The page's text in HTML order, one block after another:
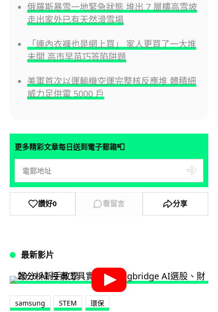
俄羅斯暴雪一地緊急狀態 堆出 7 層樓高雪坡
走出家外已有天然滑雪場
「連內衣褲也是網上買」 家人更買了一大堆
未開 高市早苗巧答陷阱題
美軍首次以運輸機空運完整核反應堆 體積細
威力足供電 5000 戶
更多精彩文章每日送到電子郵箱📮
讚好0 看留言 分享
最新影片
samsung STEM 環保